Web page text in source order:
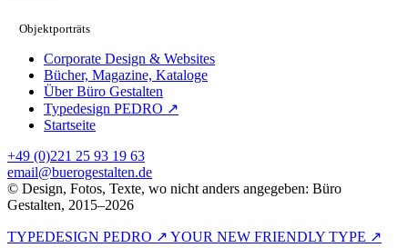
Objektporträts
Corporate Design & Websites
Bücher, Magazine, Kataloge
Über Büro Gestalten
Typedesign PEDRO ↗
Startseite
+49 (0)221 25 93 19 63
email@buerogestalten.de
© Design, Fotos, Texte, wo nicht anders angegeben: Büro
Gestalten, 2015–2026
TYPEDESIGN PEDRO ↗ YOUR NEW FRIENDLY TYPE ↗